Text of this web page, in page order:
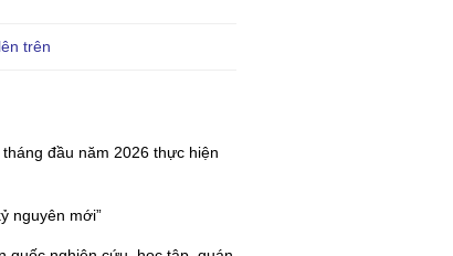
trên
đầu năm 2026 thực hiện
nguyên mới”